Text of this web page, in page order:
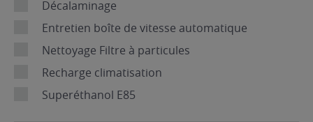
Décalaminage
Entretien boîte de vitesse automatique
Nettoyage Filtre à particules
Recharge climatisation
Superéthanol E85